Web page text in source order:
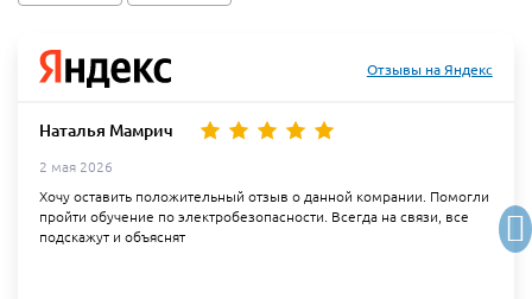
Отзывы на Яндекс
Наталья Мамрич
2 мая 2026
Хочу оставить положительный отзыв о данной комрании. Помогли
пройти обучение по электробезопасности. Всегда на связи, все
подскажут и объяснят